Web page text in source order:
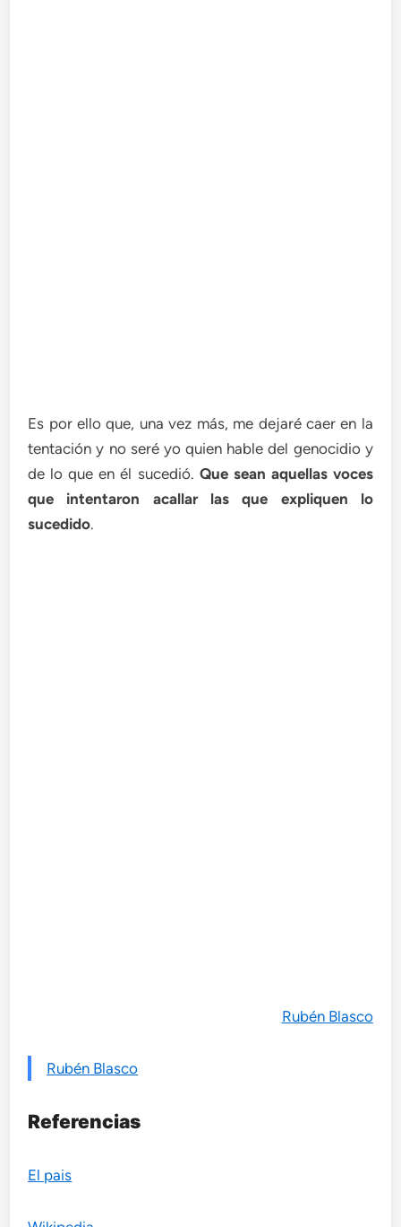
Es por ello que, una vez más, me dejaré caer en la
tentación y no seré yo quien hable del genocidio y
de lo que en él sucedió. Que sean aquellas voces
que intentaron acallar las que expliquen lo
sucedido.
Rubén Blasco
Rubén Blasco
Referencias
El pais